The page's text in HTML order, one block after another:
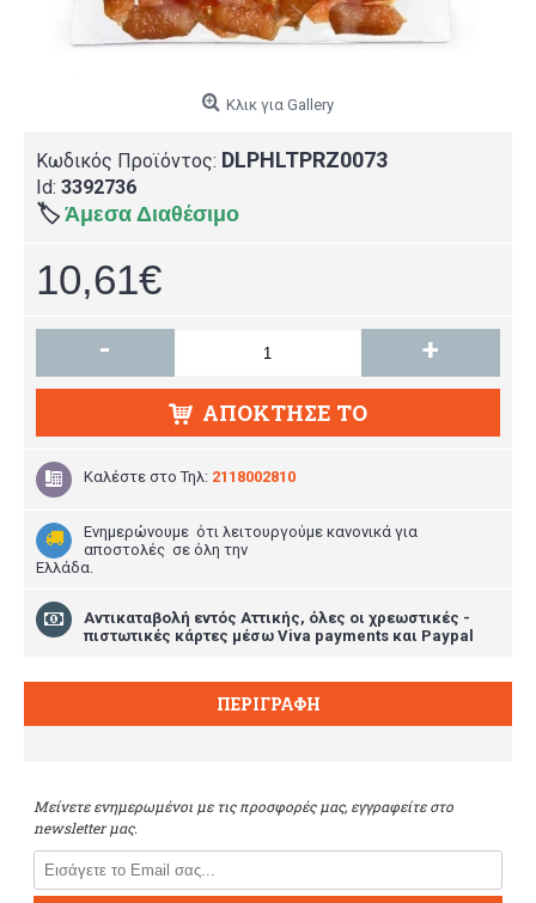
Κλικ για Gallery
Κωδικός Προϊόντος: DLPHLTPRZ0073
Id: 3392736
🏷️ Άμεσα Διαθέσιμο
10,61€
- +
ΑΠΌΚΤΗΣΕ ΤΟ
Καλέστε στοΤηλ: 2118002810
Ενημερώνουμε ότι λειτουργούμε κανονικά για
αποστολές σε όλη την
Ελλάδα.
Aντικαταβολή εντός Αττικής, όλες οι χρεωστικές -
πιστωτικές κάρτες μέσω Viva payments και Paypal
ΠΕΡΙΓΡΑΦΉ
Μείνετε ενημερωμένοι με τις προσφορές μας, εγγραφείτε στο
newsletter μας.